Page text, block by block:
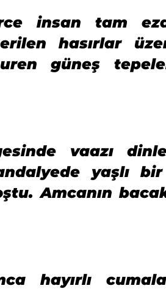
insan tam
hasırlar
güneş
vaazı
yaşlı
Amcanın
hayırlı